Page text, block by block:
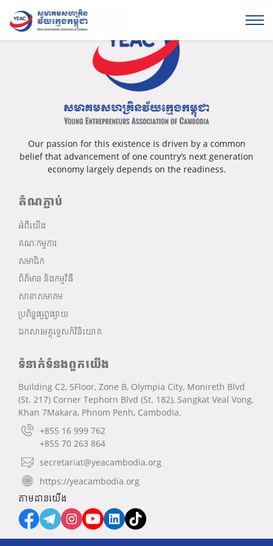
Our passion for this existence is driven by a common
belief that advancement of one country’s next generation
economy largely depends on the readiness.
តំណភ្ជាប់
អំពីយើង
គណៈកម្មការ
សមាជិក
ព័ត៌មាន និងកម្មវិធី
សាខាសមាគម
ប្រព័ន្ធផ្សព្វផ្សាយ
ឯកសារមគ្គុទ្ទេសក៍វិនិយោគ
ទំនាក់ទំនងពួកយើង
Building C2, 5Floor, Zone B, Olympia City, Monireth Blvd
(St. 217) Corner Tephorn Blvd (St. 182), Sangkat Veal Vong,
Khan 7Makara, Phnom Penh, Cambodia.
+855 16 999 762
+855 70 263 864
secretariat@yeacambodia.org
https://yeacambodia.org
តាមដានយើង